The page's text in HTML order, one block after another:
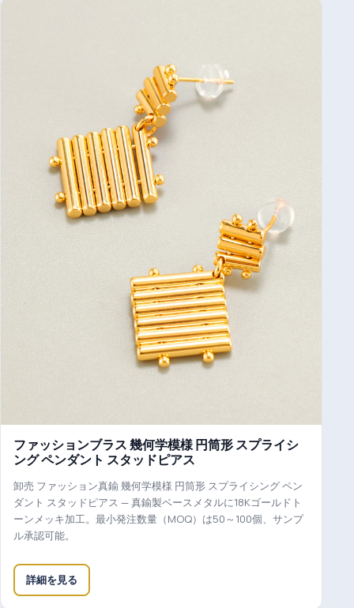
ファッションブラス 幾何学模様 円筒形 スプライシ
ング ペンダント スタッドピアス
卸売 ファッション真鍮 幾何学模様 円筒形 スプライシング ペン
ダント スタッドピアス — 真鍮製ベースメタルに18Kゴールドト
ーンメッキ加工。最小発注数量（MOQ）は50～100個、サンプ
ル承認可能。
詳細を見る